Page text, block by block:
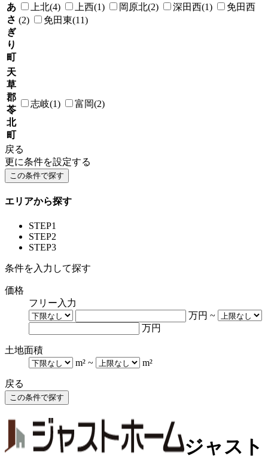
あ
さ
ぎ
り
町
上北(4) 上西(1) 岡原北(2) 深田西(1)
免田西
(2)
免田東(11)
天
草
郡
苓
北
町
志岐(1) 富岡(2)
戻る
更に条件を設定する
エリアから探す
STEP1
STEP2
STEP3
条件を入力して探す
価格
フリー入力
万円 ~
万円
土地面積
m² ~ m²
戻る
ジャスト